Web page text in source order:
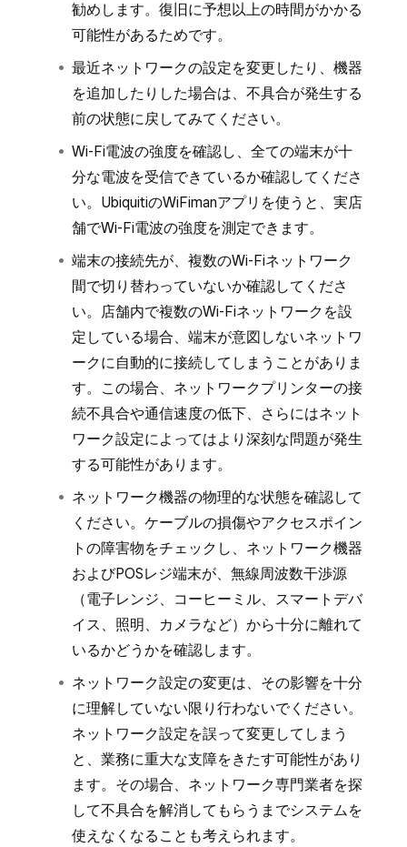
勧めします。復旧に予想以上の時間がかかる
可能性があるためです。
最近ネットワークの設定を変更したり、機器
を追加したりした場合は、不具合が発生する
前の状態に戻してみてください。
Wi-Fi電波の強度を確認し、全ての端末が十
分な電波を受信できているか確認してくださ
い。UbiquitiのWiFimanアプリを使うと、実店
舗でWi-Fi電波の強度を測定できます。
端末の接続先が、複数のWi-Fiネットワーク
間で切り替わっていないか確認してくださ
い。店舗内で複数のWi-Fiネットワークを設
定している場合、端末が意図しないネットワ
ークに自動的に接続してしまうことがありま
す。この場合、ネットワークプリンターの接
続不具合や通信速度の低下、さらにはネット
ワーク設定によってはより深刻な問題が発生
する可能性があります。
ネットワーク機器の物理的な状態を確認して
ください。ケーブルの損傷やアクセスポイン
トの障害物をチェックし、ネットワーク機器
およびPOSレジ端末が、無線周波数干渉源
（電子レンジ、コーヒーミル、スマートデバ
イス、照明、カメラなど）から十分に離れて
いるかどうかを確認します。
ネットワーク設定の変更は、その影響を十分
に理解していない限り行わないでください。
ネットワーク設定を誤って変更してしまう
と、業務に重大な支障をきたす可能性があり
ます。その場合、ネットワーク専門業者を探
して不具合を解消してもらうまでシステムを
使えなくなることも考えられます。